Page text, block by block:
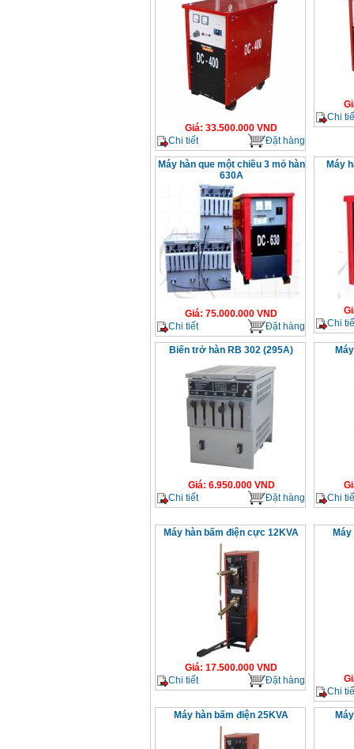
Giá: 33.500.000 VND
Chi tiết
Đặt hàng
Chi
Máy hàn que một chiều 3 mỏ hàn
630A
Giá: 75.000.000 VND
Chi tiết
Đặt hàng
Máy
Chi
Biến trở hàn RB 302 (295A)
Giá: 6.950.000VND
Chi tiết
Đặt hàng
Chi
Máy hàn bấm điện cực 12KVA
Giá: 17.500.000 VND
Chi tiết
Đặt hàng
Chi
Máy hàn bấm điện 25KVA